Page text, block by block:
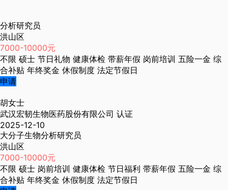
分析研究员
洪山区
7000-10000元
不限 硕士 节日礼物 健康体检 带薪年假 岗前培训 五险一金 综
合补贴 年终奖金 休假制度 法定节假日
申请
胡女士
武汉宏韧生物医药股份有限公司 认证
2025-12-10
大分子生物分析研究员
洪山区
7000-10000元
不限 硕士 岗前培训 健康体检 节日福利 带薪年假 五险一金 综
合补贴 年终奖金 休假制度 法定节假日